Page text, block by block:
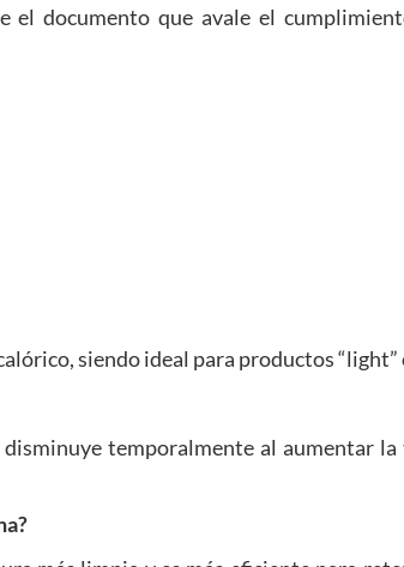
el documento que avale el
siendo ideal para productos
temporalmente al aumentar